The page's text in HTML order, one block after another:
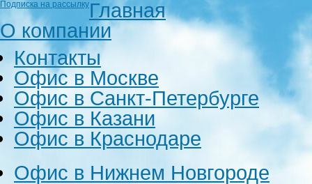
Подписка на рассылкуГлавная
О компании
Контакты
Офис в Москве
Офис в Санкт-Петербурге
Офис в Казани
Офис в Краснодаре
Офис в Нижнем Новгороде